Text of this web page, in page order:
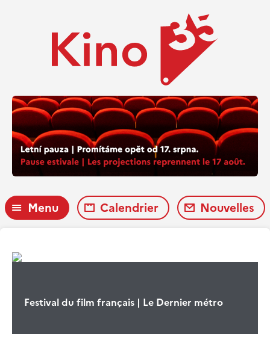
Menu Calendrier Nouvelles
Festival du film français | Le Dernier métro